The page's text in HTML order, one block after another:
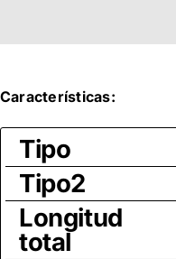
Características:
Tipo
Tipo2
Longitud
total